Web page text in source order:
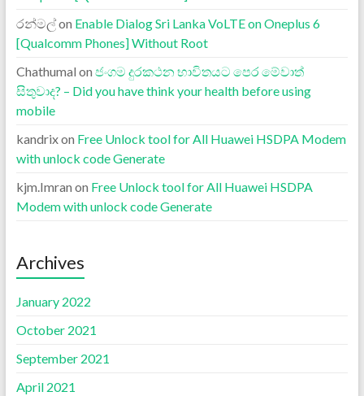
රන්මල්on Enable Dialog Sri Lanka VoLTE on Oneplus 6
[Qualcomm Phones] Without Root
Chathumal on ජංගම දුරකථන භාවිතයට පෙර මේවාත්
සිතුවාද? – Did you have think your health before using
mobile
kandrixon Free Unlock tool for All Huawei HSDPA Modem
with unlock code Generate
kjm.Imran on Free Unlock tool for All Huawei HSDPA
Modem with unlock code Generate
Archives
January 2022
October 2021
September 2021
April 2021